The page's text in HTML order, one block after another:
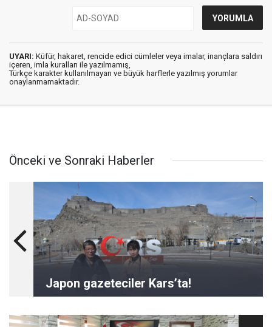
UYARI: Küfür, hakaret, rencide edici cümleler veya imalar, inançlara saldırı
içeren, imla kuralları ile yazılmamış,
Türkçe karakter kullanılmayan ve büyük harflerle yazılmış yorumlar
onaylanmamaktadır.
Önceki ve Sonraki Haberler
Japon gazeteciler Kars’ta!